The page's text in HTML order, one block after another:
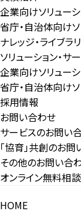
企業向けソリュー
省庁・自治体向け
ナレッジ・ライブラ
ソリューション・サ
企業向けソリュー
省庁・自治体向け
採用情報
お問い合わせ
サービスのお問い
「協育」共創のお
その他のお問い合
オンライン無料相談
HOME